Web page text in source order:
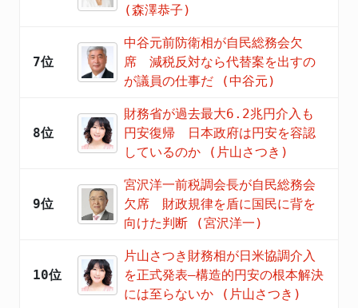
(森澤恭子)
7位
中谷元前防衛相が自民総務会欠
席 減税反対なら代替案を出すの
が議員の仕事だ (中谷元)
8位
財務省が過去最大6.2兆円介入も
円安復帰 日本政府は円安を容認
しているのか (片山さつき)
9位
宮沢洋一前税調会長が自民総務会
欠席 財政規律を盾に国民に背を
向けた判断 (宮沢洋一)
10位
片山さつき財務相が日米協調介入
を正式発表―構造的円安の根本解決
には至らないか (片山さつき)